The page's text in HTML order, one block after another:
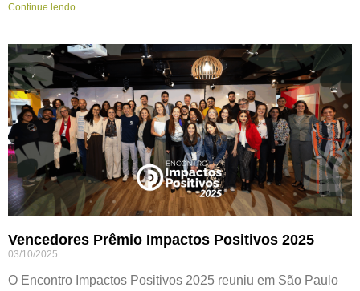
Continue lendo
Vencedores Prêmio Impactos Positivos 2025
03/10/2025
O Encontro Impactos Positivos 2025 reuniu em São Paulo